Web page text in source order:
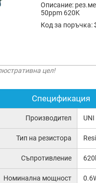
Описание:
50ppm 620K
Код за поръчка:
цел!
Спецификация
Производител
Тип на резистора
Съпротивление
Номинална мощност